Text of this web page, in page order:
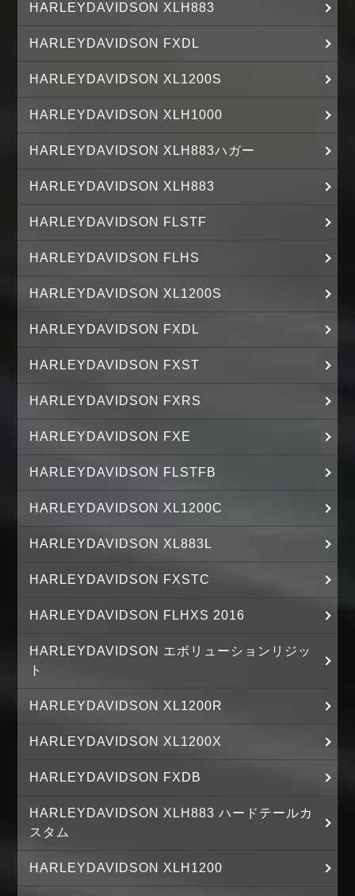
HARLEYDAVIDSON XLH883
HARLEYDAVIDSON FXDL
HARLEYDAVIDSON XL1200S
HARLEYDAVIDSON XLH1000
HARLEYDAVIDSON XLH883ハガー
HARLEYDAVIDSON XLH883
HARLEYDAVIDSON FLSTF
HARLEYDAVIDSON FLHS
HARLEYDAVIDSON XL1200S
HARLEYDAVIDSON FXDL
HARLEYDAVIDSON FXST
HARLEYDAVIDSON FXRS
HARLEYDAVIDSON FXE
HARLEYDAVIDSON FLSTFB
HARLEYDAVIDSON XL1200C
HARLEYDAVIDSON XL883L
HARLEYDAVIDSON FXSTC
HARLEYDAVIDSON FLHXS 2016
HARLEYDAVIDSON エボリューションリジッ
ト
HARLEYDAVIDSON XL1200R
HARLEYDAVIDSON XL1200X
HARLEYDAVIDSON FXDB
HARLEYDAVIDSON XLH883 ハードテールカ
スタム
HARLEYDAVIDSON XLH1200